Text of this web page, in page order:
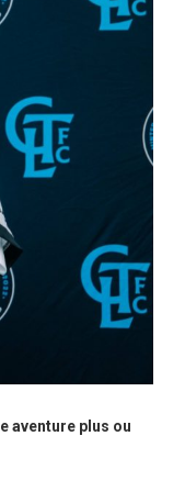
aventure plus ou